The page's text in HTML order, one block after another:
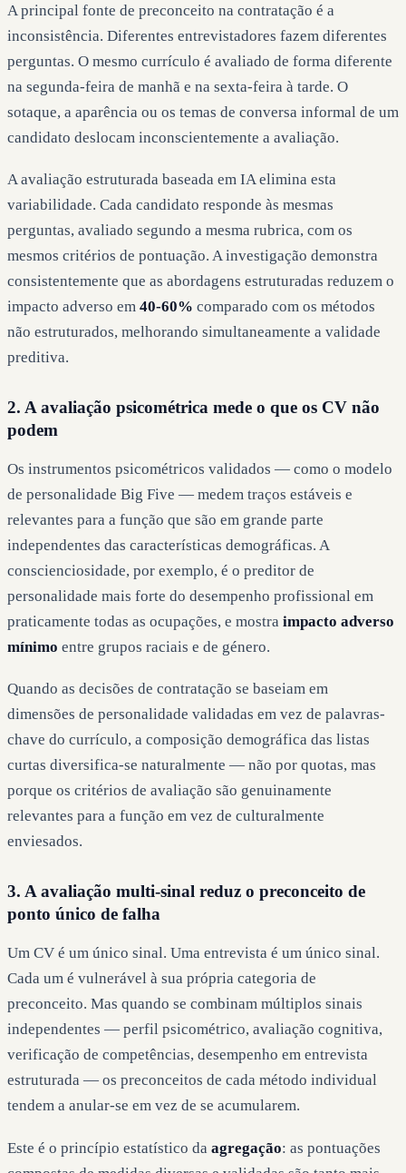
A principal fonte de preconceito na contratação é a
inconsistência. Diferentes entrevistadores fazem diferentes
perguntas. O mesmo currículo é avaliado de forma diferente
na segunda-feira de manhã e na sexta-feira à tarde. O
sotaque, a aparência ou os temas de conversa informal de um
candidato deslocam inconscientemente a avaliação.
A avaliação estruturada baseada em IA elimina esta
variabilidade. Cada candidato responde às mesmas
perguntas, avaliado segundo a mesma rubrica, com os
mesmos critérios de pontuação. A investigação demonstra
consistentemente que as abordagens estruturadas reduzem o
impacto adverso em 40-60% comparado com os métodos
não estruturados, melhorando simultaneamente a validade
preditiva.
2. A avaliação psicométrica mede o que os CV não
podem
Os instrumentos psicométricos validados — como o modelo
de personalidade Big Five — medem traços estáveis e
relevantes para a função que são em grande parte
independentes das características demográficas. A
conscienciosidade, por exemplo, é o preditor de
personalidade mais forte do desempenho profissional em
praticamente todas as ocupações, e mostra impacto adverso
mínimo entre grupos raciais e de género.
Quando as decisões de contratação se baseiam em
dimensões de personalidade validadas em vez de palavras-
chave do currículo, a composição demográfica das listas
curtas diversifica-se naturalmente — não por quotas, mas
porque os critérios de avaliação são genuinamente
relevantes para a função em vez de culturalmente
enviesados.
3. A avaliação multi-sinal reduz o preconceito de
ponto único de falha
Um CV é um único sinal. Uma entrevista é um único sinal.
Cada um é vulnerável à sua própria categoria de
preconceito. Mas quando se combinam múltiplos sinais
independentes — perfil psicométrico, avaliação cognitiva,
verificação de competências, desempenho em entrevista
estruturada — os preconceitos de cada método individual
tendem a anular-se em vez de se acumularem.
Este é o princípio estatístico da agregação: as pontuações